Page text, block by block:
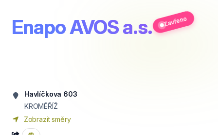
Enapo AVOS a.s. Zavřeno
Havlíčkova 603
KROMĚŘÍŽ
Zobrazit směry